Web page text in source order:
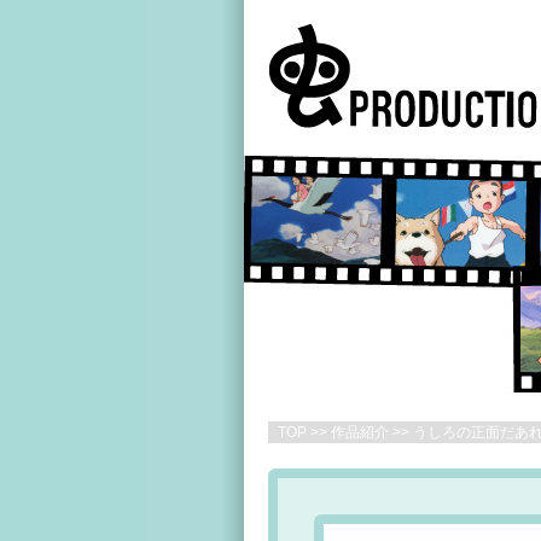
TOP >> 作品紹介 >> うしろの正面だあ